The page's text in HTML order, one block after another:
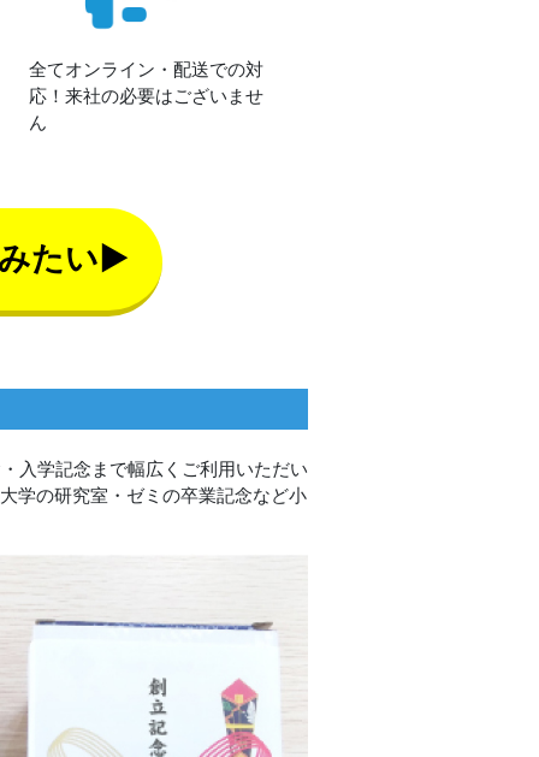
全てオンライン・配送での対
応！来社の必要はございませ
ん
たい▶
入学記念まで幅広くご利用いただい
学の研究室・ゼミの卒業記念など小